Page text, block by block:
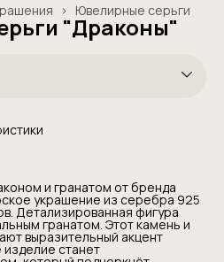
Ювелирные серьги
›
"Драконы"
и гранатом от бренда
украшение из серебра 925
Детализированная фигура
гранатом. Этот камень и
выразительный акцент
станет